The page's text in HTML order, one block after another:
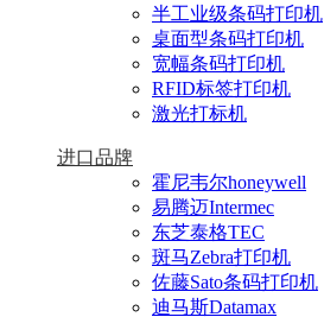
半工业级条码打印机
桌面型条码打印机
宽幅条码打印机
RFID标签打印机
激光打标机
进口品牌
霍尼韦尔honeywell
易腾迈Intermec
东芝泰格TEC
斑马Zebra打印机
佐藤Sato条码打印机
迪马斯Datamax